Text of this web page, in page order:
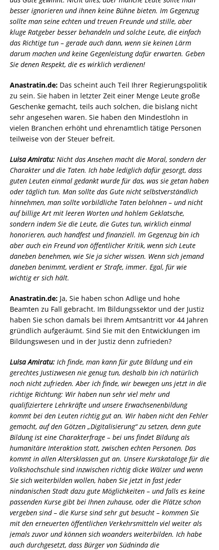
besser ignorieren und ihnen keine Bühne bieten. Im Gegenzug
sollte man seine echten und treuen Freunde und stille, aber
kluge Ratgeber besser behandeln und solche Leute, die einfach
das Richtige tun – gerade auch dann, wenn sie keinen Lärm
darum machen und keine Gegenleistung dafür erwarten. Geben
Sie denen Respekt, die es wirklich verdienen!
Anastratin.de: Das scheint auch Teil Ihrer Regierungspolitik
zu sein. Sie haben in letzter Zeit einer Menge Leute große
Geschenke gemacht, teils auch solchen, die bislang nicht
sehr angesehen waren. Sie haben den Mindestlohn in
vielen Branchen erhöht und ehrenamtlich tätige Personen
teilweise von der Steuer befreit.
Luisa Amiratu: Nicht das Ansehen macht die Moral, sondern der
Charakter und die Taten. Ich habe lediglich dafür gesorgt, dass
guten Leuten einmal gedankt wurde für das, was sie getan haben
oder täglich tun. Man sollte das Gute nicht selbstverständlich
hinnehmen, man sollte vorbildliche Taten belohnen – und nicht
auf billige Art mit leeren Worten und hohlem Geklatsche,
sondern indem Sie die Leute, die Gutes tun, wirklich einmal
honorieren, auch handfest und finanziell. Im Gegenzug bin ich
aber auch ein Freund von öffentlicher Kritik, wenn sich Leute
daneben benehmen, wie Sie ja sicher wissen. Wenn sich jemand
daneben benimmt, verdient er Strafe, immer. Egal, für wie
wichtig er sich hält.
Anastratin.de: Ja, Sie haben schon Adlige und hohe
Beamten zu Fall gebracht. Im Bildungssektor und der Justiz
haben Sie schon damals bei Ihrem Amtsantritt vor 44 Jahren
gründlich aufgeräumt. Sind Sie mit den Entwicklungen im
Bildungswesen und in der Justiz denn zufrieden?
Luisa Amiratu: Ich finde, man kann für gute Bildung und ein
gerechtes Justizwesen nie genug tun, deshalb bin ich natürlich
noch nicht zufrieden. Aber ich finde, wir bewegen uns jetzt in die
richtige Richtung: Wir haben nun sehr viel mehr und
qualifiziertere Lehrkräfte und unsere Erwachsenenbildung
kommt bei den Leuten richtig gut an. Wir haben nicht den Fehler
gemacht, auf den Götzen „Digitalisierung“ zu setzen, denn gute
Bildung ist eine Charakterfrage – bei uns findet Bildung als
humanitäre Interaktion statt, zwischen echten Personen. Das
kommt in allen Altersklassen gut an. Unsere Kurskataloge für die
Volkshochschule sind inzwischen richtig dicke Wälzer und wenn
Sie sich weiterbilden wollen, haben Sie jetzt in fast jeder
nindanischen Stadt dazu gute Möglichkeiten – und falls es keine
passenden Kurse gibt bei Ihnen zuhause, oder die Plätze schon
vergeben sind – die Kurse sind sehr gut besucht – kommen Sie
mit den erneuerten öffentlichen Verkehrsmitteln viel weiter als
jemals zuvor und können sich woanders weiterbilden. Ich habe
auch durchgesetzt, dass Bürger von Südninda die